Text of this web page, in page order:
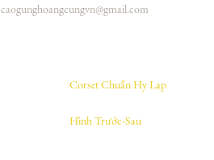
caogunghoangcungvn@gmail.com
Corset Chuẩn Hy Lạp
Hình Trước-Sau